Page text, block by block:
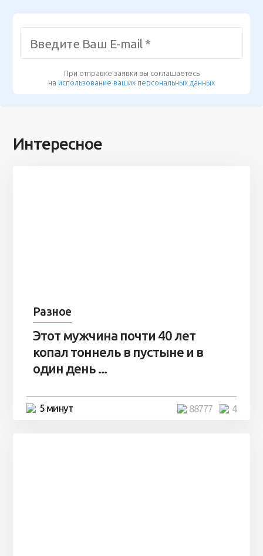
При отправке заявки вы соглашаетесь
на использование ваших персональных данных
Интересное
Разное
Этот мужчина почти 40 лет
копал тоннель в пустыне и в
один день ...
5 минут 4
88777